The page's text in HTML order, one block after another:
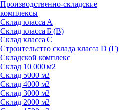
Производственно-складские
комплексы
Склад класса А
Склад класса Б (B)
Склад класса С
Строительство склада класса D (Г)
Складской комплекс
Склад 10 000 м2
Склад 5000 м2
Склад 4000 м2
Склад 3000 м2
Склад 2000 м2